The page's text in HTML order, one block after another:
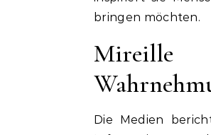
bringen möchten.
Mireille
Die Medien